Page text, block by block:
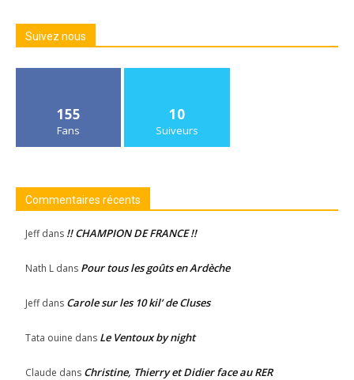
Suivez nous
155
Fans
10
Suiveurs
Commentaires récents
Jeffdans !! CHAMPION DE FRANCE !!
Nath L dans Pour tous les goûts en Ardèche
Jeffdans Carole sur les 10 kil’ de Cluses
Tata ouine dans Le Ventoux by night
Claude dans Christine, Thierry et Didier face au RER